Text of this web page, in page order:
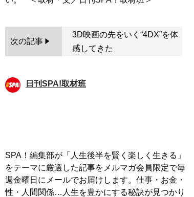
次の記事
3D映画の先をいく“4DX”を体
感してきた
日刊SPA!取材班
SPA！編集部が「人生後半を賢く楽しく生きる」
をテーマに厳選した記事をメルマガ会員限定で毎
週金曜日にメールでお届けします。仕事・お金・
性・人間関係…人生を豊かにする秘訣が見つかり